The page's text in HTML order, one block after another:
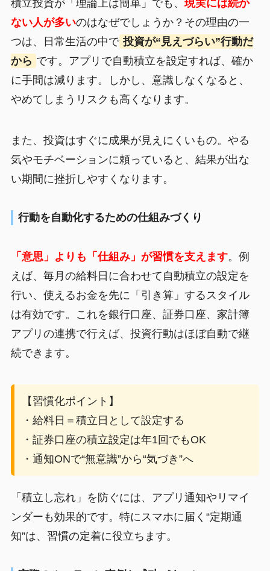
積立投資が「理論上は簡単」でも、 現実には続か
ない人が多いのはなぜでしょうか？その理由の一
つは、日常生活の中で 投資が“見えづらい”行動だ
から です。アプリで自動積立を設定すれば、確か
に手間は減ります。しかし、意識しなくなると、
やめてしまうリスクも高くなります。
また、投資はすぐに成果が見えにくいもの。やる
気やモチベーションに頼っていると、結果が出な
い期間に挫折しやすくなります。
行動を自動化するための仕組みづくり
「意思」よりも「仕組み」が習慣を支えます。例
えば、毎月の給料日に合わせて自動積立の設定を
行い、使えるお金を先に「引き算」するスタイル
は有効です。これを銀行口座、証券口座、家計簿
アプリの連携で行えば、投資行動はほぼ自動で継
続できます。
【習慣化ポイント】
・給料日＝積立日として設定する
・証券口座の積立設定は年1回でもOK
・通知ONで“無意識”から“気づき”へ
「積立し忘れ」を防ぐには、アプリ通知やリマイ
ンダーも効果的です。特にスマホに届く“定期通
知”は、習慣の定着に役立ちます。